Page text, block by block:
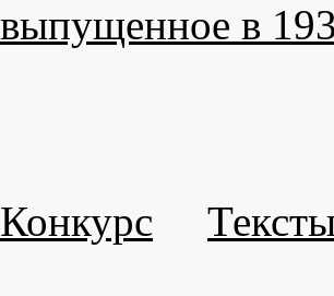
выпущенное в
Конкурс